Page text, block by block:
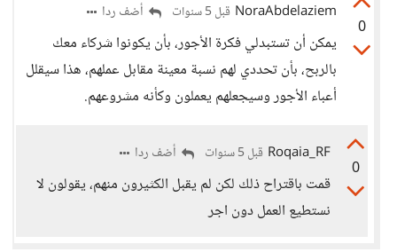
0
NoraAbdelaziem قبل 5 سنوات أضف ردا
يمكن أن تستبدلي فكرة الأجور، بأن يكونوا شركاء معك
بالربح، بأن تحددي لهم نسبة معينة مقابل عملهم، هذا سيقلل
أعباء الأجور وسيجعلهم يعملون وكأنه مشروعهم.
0
Roqaia_RF قبل 5 سنوات أضف ردا
قمت باقتراح ذلك لكن لم يقبل الكثيرون منهم، يقولون لا
نستطيع العمل دون اجر